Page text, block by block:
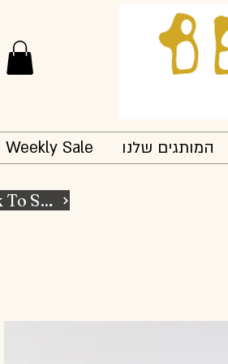
המותגים שלנו Weekly Sale
Back To Shop